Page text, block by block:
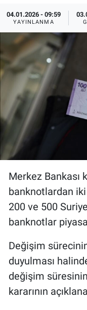
04.01.2026 - 09:59
YAYINLANMA
Merkez Bankası
banknotlardan iki
200 ve 500
banknotlar
Değişim
duyulması
değişim süresinin
kararının
Kadın
Erişim Bilgileri
Sağlık
Teknoloji